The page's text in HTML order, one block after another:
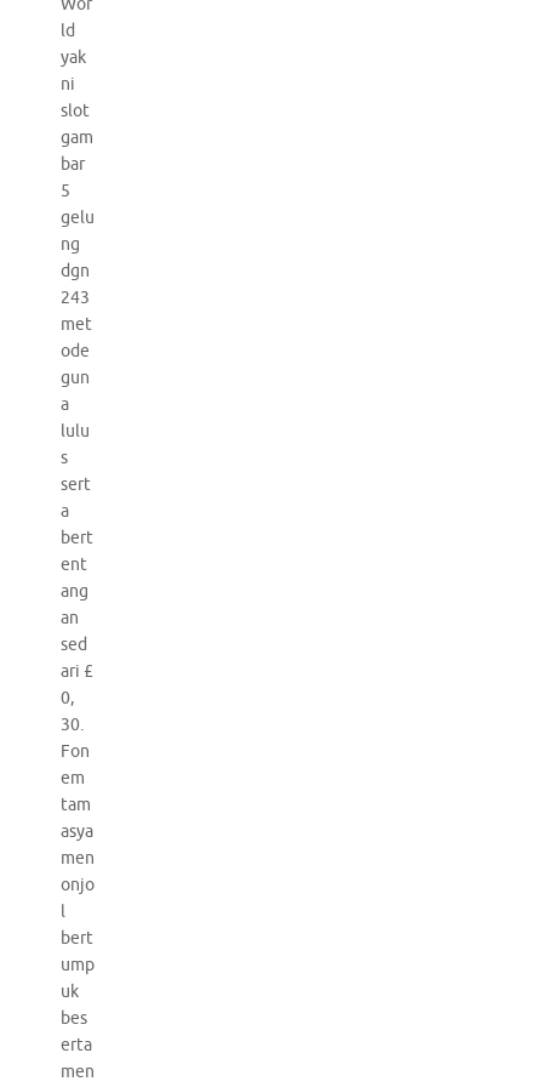
Wor
ld
yak
ni
slot
gam
bar
5
gelu
ng
dgn
243
met
ode
gun
a
lulu
s
sert
a
bert
ent
ang
an
sed
ari £
0,
30.
Fon
em
tam
asya
men
onjo
l
bert
ump
uk
bes
erta
men